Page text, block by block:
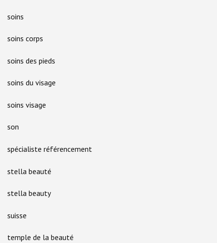
soins
soins corps
soins des pieds
soins du visage
soins visage
son
spécialiste référencement
stella beauté
stella beauty
suisse
temple de la beauté